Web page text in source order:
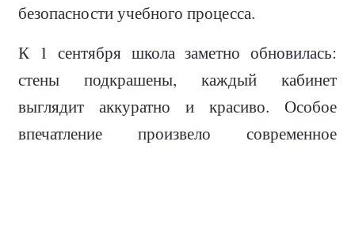
безопасности учебного процесса.
К 1 сентября школа заметно обновилась:
стены подкрашены, каждый кабинет
выглядит аккуратно и красиво. Особое
впечатление произвело современное